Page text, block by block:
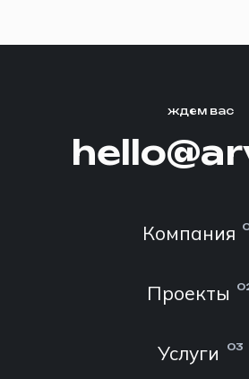
ждем вас
Компания
Проекты
Услуги 03